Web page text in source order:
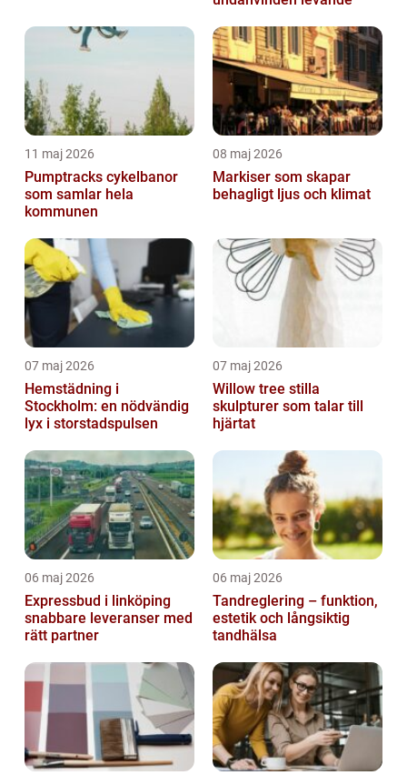
11 maj 2026
Pumptracks cykelbanor
som samlar hela
kommunen
08 maj 2026
Markiser som skapar
behagligt ljus och klimat
07 maj 2026
Hemstädning i
Stockholm: en nödvändig
lyx i storstadspulsen
07 maj 2026
Willow tree stilla
skulpturer som talar till
hjärtat
06 maj 2026
Expressbud i linköping
snabbare leveranser med
rätt partner
06 maj 2026
Tandreglering – funktion,
estetik och långsiktig
tandhälsa